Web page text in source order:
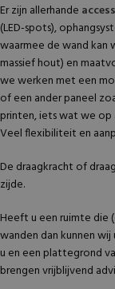
Er zijn allerhande
(LED-spots),
waarmee de wand kan
massief hout) en
we werken met een
of een ander paneel
printen, iets wat we op
Veel flexibiliteit en
De draagkracht of
zijde.
Heeft u een ruimte
wanden dan kunnen
u en een plattegrond
brengen vrijblijvend